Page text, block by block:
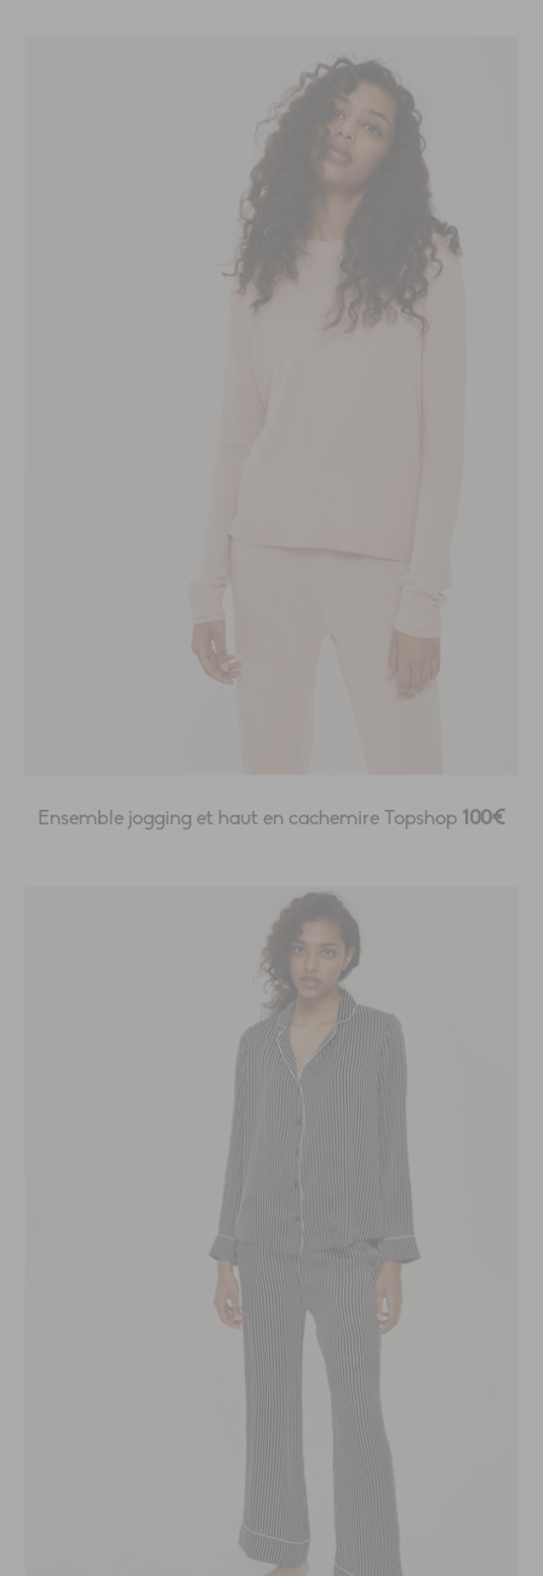
Ensemble jogging et haut en cachemire Topshop 100€